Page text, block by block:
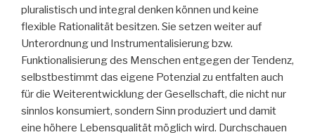
pluralistisch und integral denken können und keine
flexible Rationalität besitzen. Sie setzen weiter auf
Unterordnung und Instrumentalisierung bzw.
Funktionalisierung des Menschen entgegen der Tendenz,
selbstbestimmt das eigene Potenzial zu entfalten auch
für die Weiterentwicklung der Gesellschaft, die nicht nur
sinnlos konsumiert, sondern Sinn produziert und damit
eine höhere Lebensqualität möglich wird. Durchschauen